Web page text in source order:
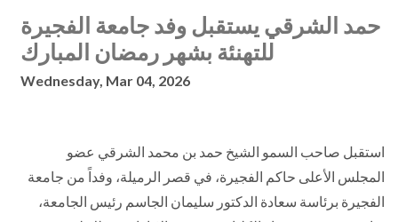
حمد الشرقي يستقبل وفد جامعة الفجيرة
للتهنئة بشهر رمضان المبارك
Wednesday, Mar 04, 2026
استقبل صاحب السمو الشيخ حمد بن محمد الشرقي عضو
المجلس الأعلى حاكم الفجيرة، في قصر الرميلة، وفداً من جامعة
الفجيرة برئاسة سعادة الدكتور سليمان الجاسم رئيس الجامعة،